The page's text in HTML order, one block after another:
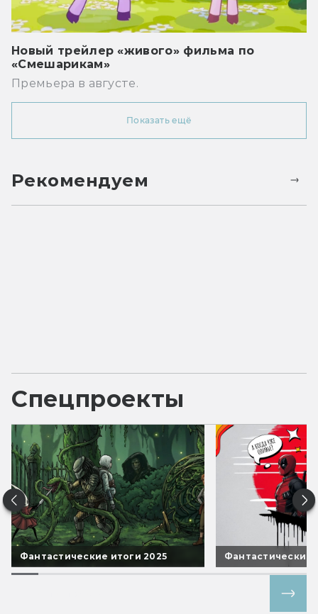
Новый трейлер «живого» фильма по
«Смешарикам»
Премьера в августе.
Показать ещё
Рекомендуем
Спецпроекты
Фантастические итоги 2025 Фантастические